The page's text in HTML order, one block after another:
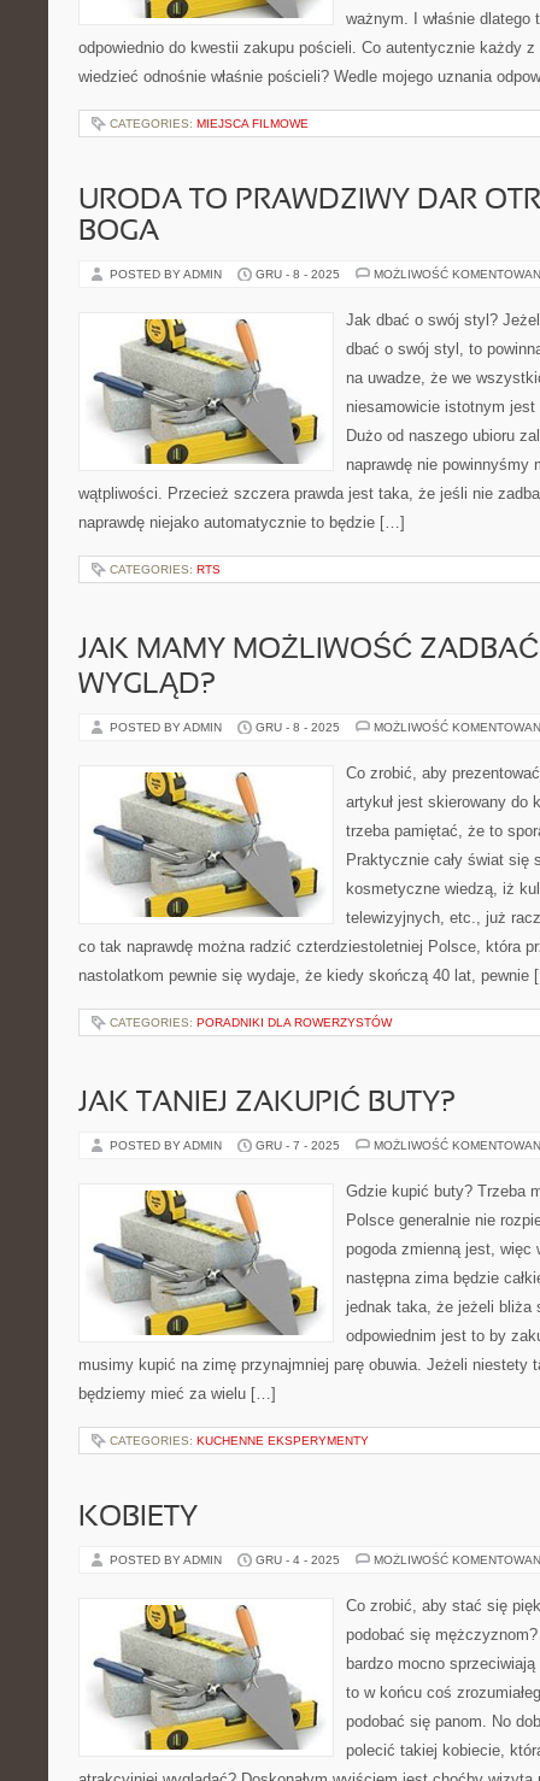
ważnym. I właśnie dlatego
odpowiednio do kwestii zakupu pościeli. Co autentycznie każdy
wiedzieć odnośnie właśnie pościeli? Wedle mojego uznania
CATEGORIES: MIEJSCA FILMOWE
URODA TO PRAWDZIWY DAR
BOGA
POSTED BY ADMIN GRU - 8 - 2025 MOŻLIWOŚĆ
Jak dbać o swój styl?
dbać o swój styl, to
na uwadze, że we
niesamowicie istotnym
Dużo od naszego ubioru
naprawdę nie powinnyśmy
wątpliwości. Przecież szczera prawda jest taka, że jeśli nie
naprawdę niejako automatycznie to będzie […]
CATEGORIES: RTS
JAK MAMY MOŻLIWOŚĆ
WYGLĄD?
POSTED BY ADMIN GRU - 8 - 2025 MOŻLIWOŚĆ
Co zrobić, aby
artykuł jest skierowany do
trzeba pamiętać, że to
Praktycznie cały świat się
kosmetyczne wiedzą, iż
telewizyjnych, etc., już
co tak naprawdę można radzić czterdziestoletniej Polsce, która
nastolatkom pewnie się wydaje, że kiedy skończą 40 lat, pewnie
CATEGORIES: PORADNIKI DLA ROWERZYSTÓW
JAK TANIEJ ZAKUPIĆ BUTY?
POSTED BY ADMIN GRU - 7 - 2025 MOŻLIWOŚĆ
Gdzie kupić buty? Trzeba
Polsce generalnie nie
pogoda zmienną jest,
następna zima będzie
jednak taka, że jeżeli bliża
odpowiednim jest to by
musimy kupić na zimę przynajmniej parę obuwia. Jeżeli niestety
będziemy mieć za wielu […]
CATEGORIES: KUCHENNE EKSPERYMENTY
KOBIETY
POSTED BY ADMIN GRU - 4 - 2025 MOŻLIWOŚĆ
Co zrobić, aby stać się
podobać się
bardzo mocno
to w końcu coś
podobać się panom. No
polecić takiej kobiecie,